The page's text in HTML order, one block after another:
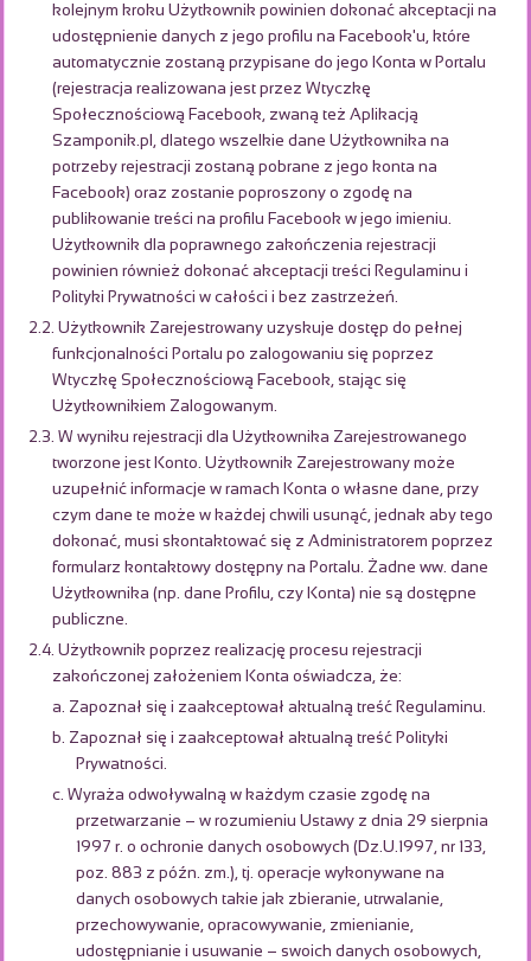
kolejnym kroku Użytkownik powinien dokonać akceptacji na
udostępnienie danych z jego profilu na Facebook'u, które
automatycznie zostaną przypisane do jego Konta w Portalu
(rejestracja realizowana jest przez Wtyczkę
Społecznościową Facebook, zwaną też Aplikacją
Szamponik.pl, dlatego wszelkie dane Użytkownika na
potrzeby rejestracji zostaną pobrane z jego konta na
Facebook) oraz zostanie poproszony o zgodę na
publikowanie treści na profilu Facebook w jego imieniu.
Użytkownik dla poprawnego zakończenia rejestracji
powinien również dokonać akceptacji treści Regulaminu i
Polityki Prywatności w całości i bez zastrzeżeń.
2.2. Użytkownik Zarejestrowany uzyskuje dostęp do pełnej
funkcjonalności Portalu po zalogowaniu się poprzez
Wtyczkę Społecznościową Facebook, stając się
Użytkownikiem Zalogowanym.
2.3. W wyniku rejestracji dla Użytkownika Zarejestrowanego
tworzone jest Konto. Użytkownik Zarejestrowany może
uzupełnić informacje w ramach Konta o własne dane, przy
czym dane te może w każdej chwili usunąć, jednak aby tego
dokonać, musi skontaktować się z Administratorem poprzez
formularz kontaktowy dostępny na Portalu. Żadne ww. dane
Użytkownika (np. dane Profilu, czy Konta) nie są dostępne
publiczne.
2.4. Użytkownik poprzez realizację procesu rejestracji
zakończonej założeniem Konta oświadcza, że:
a. Zapoznał się i zaakceptował aktualną treść Regulaminu.
b. Zapoznał się i zaakceptował aktualną treść Polityki
Prywatności.
c. Wyraża odwoływalną w każdym czasie zgodę na
przetwarzanie – w rozumieniu Ustawy z dnia 29 sierpnia
1997 r. o ochronie danych osobowych (Dz.U.1997, nr 133,
poz. 883 z późn. zm.), tj. operacje wykonywane na
danych osobowych takie jak zbieranie, utrwalanie,
przechowywanie, opracowywanie, zmienianie,
udostępnianie i usuwanie – swoich danych osobowych,